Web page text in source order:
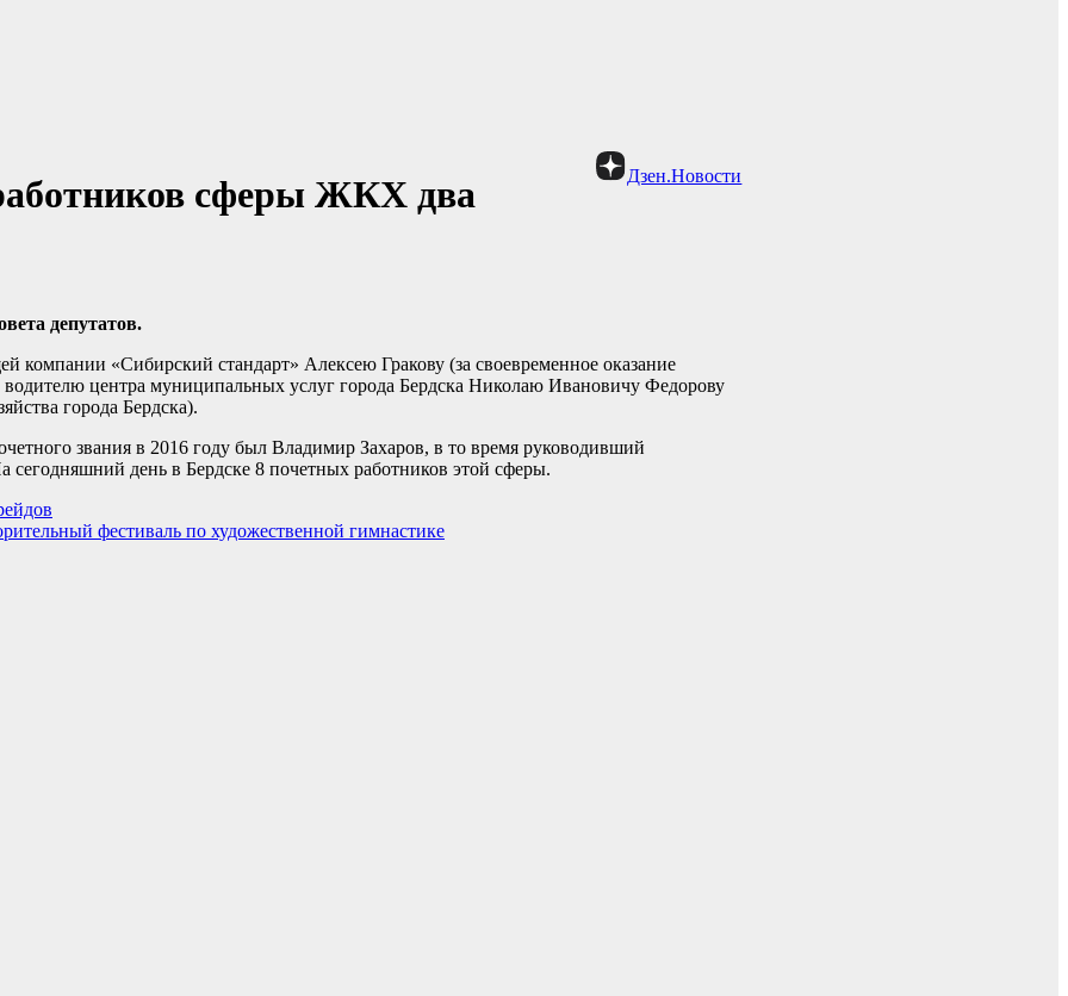
Дзен.Новости
сферы ЖКХ два
депутатов.
компании «Сибирский стандарт» Алексею Гракову (за своевременное оказание
центра муниципальных услуг города Бердска Николаю Ивановичу Федорову
города Бердска).
звания в 2016 году был Владимир Захаров, в то время руководивший
день в Бердске 8 почетных работников этой сферы.
фестиваль по художественной гимнастике